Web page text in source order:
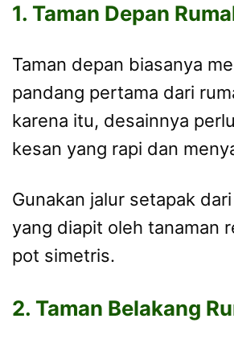
1. Taman Depan
Taman depan biasanya
pandang pertama dari
karena itu, desainnya
kesan yang rapi dan
Gunakan jalur setapak
yang diapit oleh tanaman
pot simetris.
2. Taman Belakang